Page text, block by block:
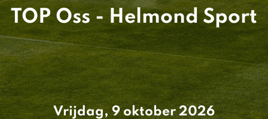
TOP Oss - Helmond Sport
Vrijdag, 9 oktober 2026